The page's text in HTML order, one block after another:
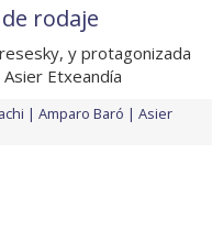
rodaje
y protagonizada
Etxeandía
Amparo Baró
Asier